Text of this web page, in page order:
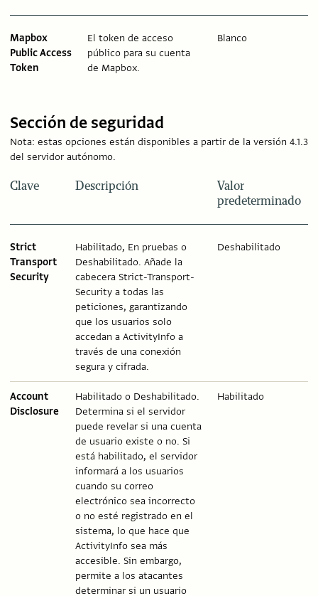
Mapbox
Public Access
Token
El token de acceso
público para su cuenta
de Mapbox.
Blanco
Sección de seguridad
Nota: estas opciones están disponibles a partir de la versión 4.1.3
del servidor autónomo.
Clave Descripción
Valor
predeterminado
Strict
Transport
Security
Habilitado, En pruebas o
Deshabilitado. Añade la
cabecera Strict-Transport-
Security a todas las
peticiones, garantizando
que los usuarios solo
accedan a ActivityInfo a
través de una conexión
segura y cifrada.
Deshabilitado
Account
Disclosure
Habilitado o Deshabilitado.
Determina si el servidor
puede revelar si una cuenta
de usuario existe o no. Si
está habilitado, el servidor
informará a los usuarios
cuando su correo
electrónico sea incorrecto
o no esté registrado en el
sistema, lo que hace que
ActivityInfo sea más
accesible. Sin embargo,
permite a los atacantes
determinar si un usuario
Habilitado